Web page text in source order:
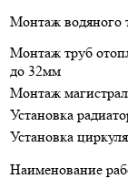
Монтаж водяного
Монтаж труб
до 32мм
Монтаж
Установка
Установка
Наименование